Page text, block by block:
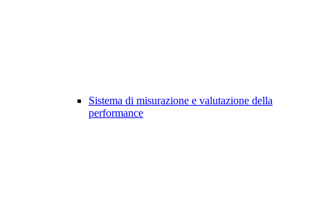
Sistema di misurazione e valutazione della
performance